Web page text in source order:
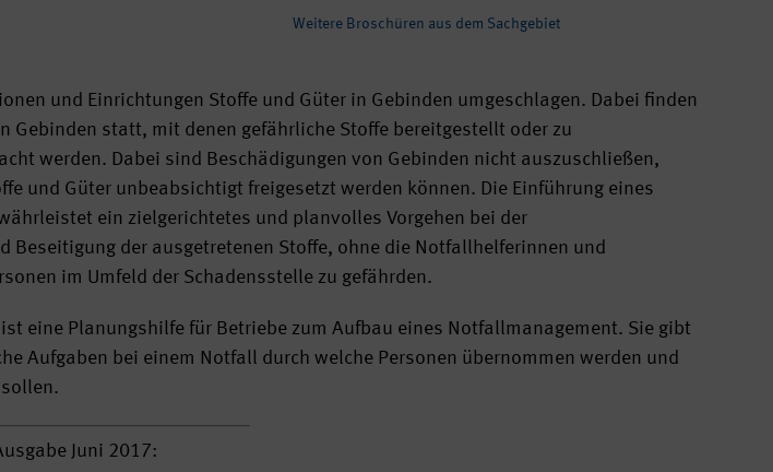
Weitere Broschüren aus dem Sachgebiet
und Einrichtungen Stoffe und Güter in Gebinden umgeschlagen. Dabei finden
Gebinden statt, mit denen gefährliche Stoffe bereitgestellt oder zu
werden. Dabei sind Beschädigungen von Gebinden nicht auszuschließen,
und Güter unbeabsichtigt freigesetzt werden können. Die Einführung eines
ein zielgerichtetes und planvolles Vorgehen bei der
Beseitigung der ausgetretenen Stoffe, ohne die Notfallhelferinnen und
im Umfeld der Schadensstelle zu gefährden.
ist eine Planungshilfe für Betriebe zum Aufbau eines Notfallmanagement. Sie gibt
Aufgaben bei einem Notfall durch welche Personen übernommen werden und
Juni 2017: